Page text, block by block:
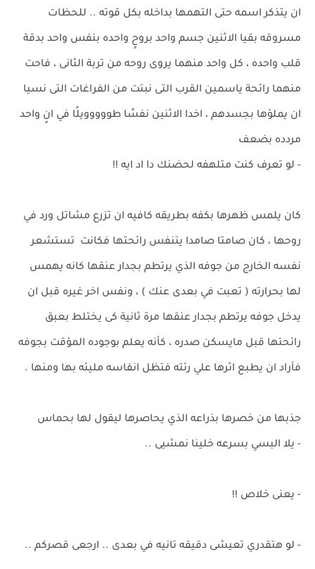
ان يتذكر اسمه حتى التهمها بداخله بكل قوته .. للحظات
مسروقه بقيا الاثنين جسم واحد بروحٍ واحده بنفس واحد بدقة
قلب واحده ، كل واحد منهما يروى روحه من تربة الثانى ، فاحت
منهما رائحة ياسمين القرب التى نبتت من الفراغات التى نسيا
ان يملؤها بجسدهم ، اخدا الاثنين نفسًا طووووويلًا في انٍ واحد
مردده بضعف
- لو تعرف كنت متلهفه لحضنك دا اد ايه !!
كان يلمس ظهرها بكفه بطريقه كافيه ان تزرع مشاتل ورد في
روحها ، كان صامتا صامدا يتنفس رائحتها فكانت تستشعر
نفسه الخارج من جوفه الذي يرتطم بجدار عنقها كانه يهمس
لها بحرارته ( تعبت في بعدى عنك ) ، ونفس اخر غيره قبل ان
يدخل جوفه يرتطم بجدار عنقها مرة ثانية كى يختلط بعبق
رائحتها قبل مايسكن صدره ، كأنه يعلم بوجوده المؤقت بجوفه
فأراد ان يطبع اثرها علي رئته فتظل انفاسه مليئه بها ومنها .
جذبها من خصرها بذراعه الذي يحاصرها ليقول لها بحماس
- يلا البسي بسرعه خلينا نمشيى ..
- يعنى خلاص !!
- لو هتقدري تعيشى دقيقه تانيه في بعدى .. ارجعى قصركم ..